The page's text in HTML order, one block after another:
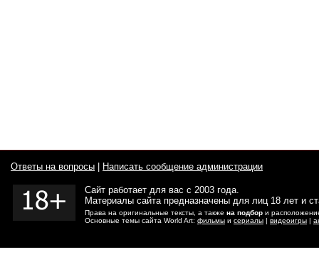
Ответы на вопросы Написать сообщение администрации
Сайт работает для вас с 2003 года.
Материалы сайта предназначены для лиц 18 лет и
Права на оригинальные тексты, а также на подбор и
Основные темы сайта World Art: фильмы и сериалы | видеоигры |